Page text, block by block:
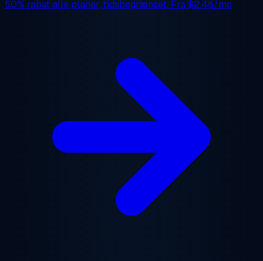
50% rabatalle planer, tidsbegrænset. Fra$2.48/mo